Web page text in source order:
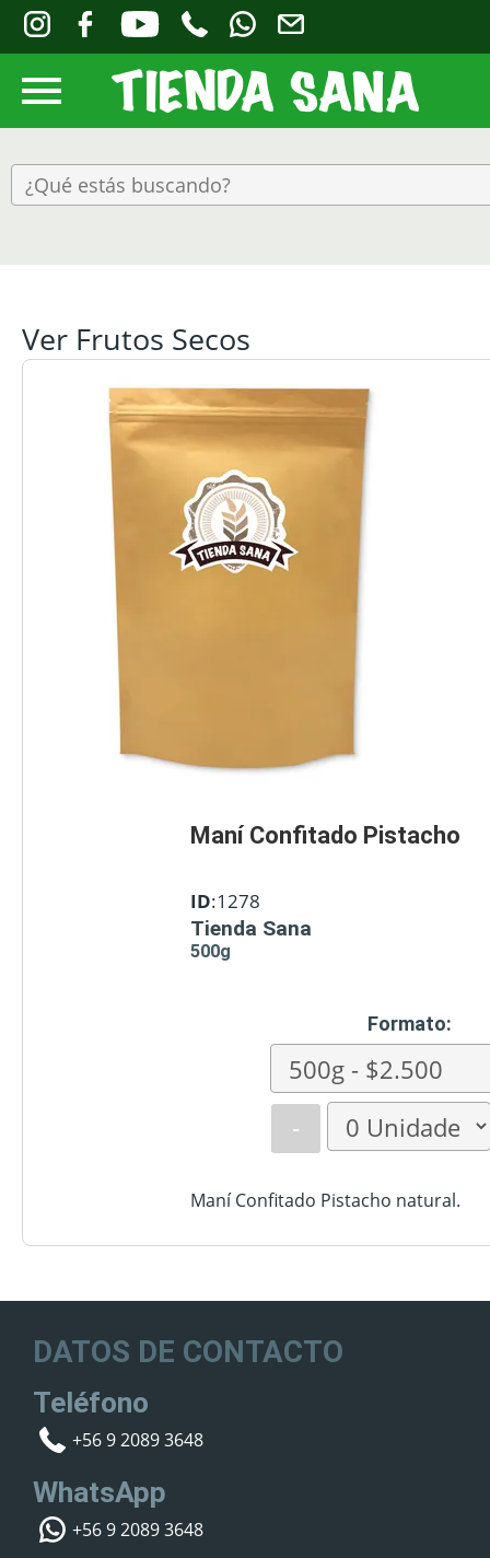
Ver Frutos Secos
Maní Confitado Pistacho
ID:1278
Tienda Sana
500g
Formato:
-
Maní Confitado Pistacho natural.
DATOS DE CONTACTO
Teléfono
+56 9 2089 3648
WhatsApp
+56 9 2089 3648